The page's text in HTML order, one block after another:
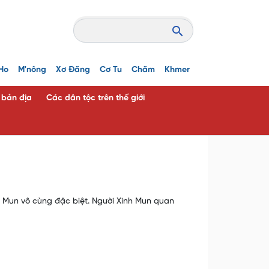
M'nông Xơ Đăng Cơ Tu Chăm Khmer
bản địa Các dân tộc trên thế giới
vô cùng đặc biệt. Người Xinh Mun quan